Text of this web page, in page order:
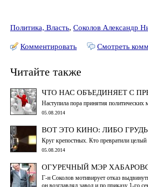
Политика, Власть, Соколов Александр
Комментировать Смотреть
Читайте также
ЧТО НАС ОБЪЕДИНЯЕТ С
Наступила пора принятия
05.08.2014
ВОТ ЭТО КИНО: ЛИБО
Круг крепостных. Кто превратили
05.08.2014
ОГУРЕЧНЫЙ МЭР
Г-н Соколов мотивирует отказ
он возглавлял завод и по приказу 1-го